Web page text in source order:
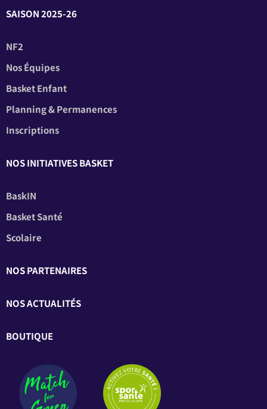
SAISON 2025-26
NF2
Nos Équipes
Basket Enfant
Planning & Permanences
Inscriptions
NOS INITIATIVES BASKET
BaskIN
Basket Santé
Scolaire
NOS PARTENAIRES
NOS ACTUALITÉS
BOUTIQUE